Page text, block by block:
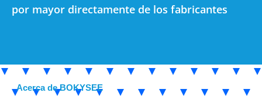
por mayor directamente de los fabricantes
Acerca de BOKYSEE